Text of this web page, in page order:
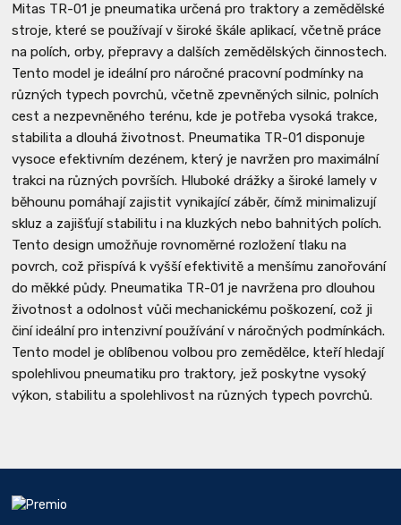
Mitas TR-01 je pneumatika určená pro traktory a zemědělské
stroje, které se používají v široké škále aplikací, včetně práce
na polích, orby, přepravy a dalších zemědělských činnostech.
Tento model je ideální pro náročné pracovní podmínky na
různých typech povrchů, včetně zpevněných silnic, polních
cest a nezpevněného terénu, kde je potřeba vysoká trakce,
stabilita a dlouhá životnost. Pneumatika TR-01 disponuje
vysoce efektivním dezénem, který je navržen pro maximální
trakci na různých površích. Hluboké drážky a široké lamely v
běhounu pomáhají zajistit vynikající záběr, čímž minimalizují
skluz a zajišťují stabilitu i na kluzkých nebo bahnitých polích.
Tento design umožňuje rovnoměrné rozložení tlaku na
povrch, což přispívá k vyšší efektivitě a menšímu zanořování
do měkké půdy. Pneumatika TR-01 je navržena pro dlouhou
životnost a odolnost vůči mechanickému poškození, což ji
činí ideální pro intenzivní používání v náročných podmínkách.
Tento model je oblíbenou volbou pro zemědělce, kteří hledají
spolehlivou pneumatiku pro traktory, jež poskytne vysoký
výkon, stabilitu a spolehlivost na různých typech povrchů.